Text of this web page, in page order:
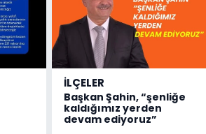
İLÇELER
Başkan Şahin, “şenliğe
kaldığımız yerden
devam ediyoruz”